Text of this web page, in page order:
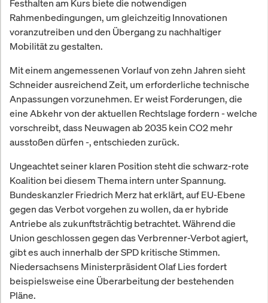
Festhalten am Kurs biete die notwendigen
Rahmenbedingungen, um gleichzeitig Innovationen
voranzutreiben und den Übergang zu nachhaltiger
Mobilität zu gestalten.
Mit einem angemessenen Vorlauf von zehn Jahren sieht
Schneider ausreichend Zeit, um erforderliche technische
Anpassungen vorzunehmen. Er weist Forderungen, die
eine Abkehr von der aktuellen Rechtslage fordern - welche
vorschreibt, dass Neuwagen ab 2035 kein CO2 mehr
ausstoßen dürfen -, entschieden zurück.
Ungeachtet seiner klaren Position steht die schwarz-rote
Koalition bei diesem Thema intern unter Spannung.
Bundeskanzler Friedrich Merz hat erklärt, auf EU-Ebene
gegen das Verbot vorgehen zu wollen, da er hybride
Antriebe als zukunftsträchtig betrachtet. Während die
Union geschlossen gegen das Verbrenner-Verbot agiert,
gibt es auch innerhalb der SPD kritische Stimmen.
Niedersachsens Ministerpräsident Olaf Lies fordert
beispielsweise eine Überarbeitung der bestehenden
Pläne.